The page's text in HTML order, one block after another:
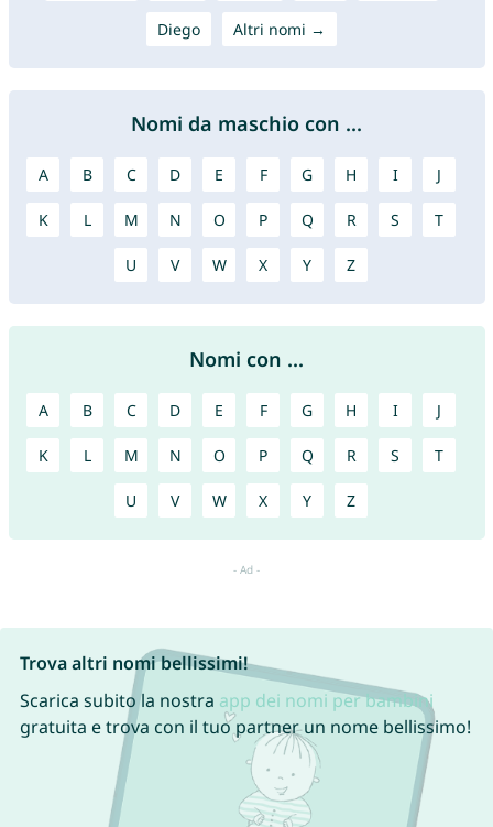
Diego Altri nomi →
Nomi da maschio con ...
A B C D E F G H I J
K L M N O P Q R S T
U V W X Y Z
Nomi con ...
A B C D E F G H I J
K L M N O P Q R S T
U V W X Y Z
Trova altri nomi bellissimi!
Scarica subito la nostra app dei nomi per bambini
gratuita e trova con il tuo partner un nome bellissimo!